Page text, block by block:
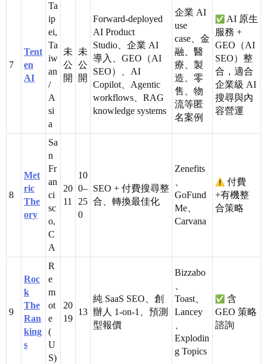
7
Tent
en
AI
Ta
ip
ei,
Ta
iw
an
/
A
si
a
未
公
開
未
公
開
Forward-deployed
AI Product
Studio、企業 AI
導入、GEO（AI
SEO）、AI
Copilot、Agentic
workflows、RAG
knowledge systems
企業 AI
use
case、金
融、醫
療、製
造、零
售、物
流等匿
名案例
AI 原生
服務 +
GEO（AI
SEO）整
合，適合
企業級 AI
搜尋與內
容營運
8
Met
ric
The
ory
Sa
n
Fr
an
ci
sc
o,
C
A
20
11
10
0–
25
0
SEO + 付費搜尋整
合、轉換最佳化
Zenefits
GoFund
Me、
Carvana
付費
+有機整
合策略
9
Roc
k
The
Ran
king
s
R
e
m
ot
e
(
U
S)
20
19
13
純 SaaS SEO、創
辦人 1-on-1、預測
型報價
Bizzabo
Toast、
Lancey
Explodin
g Topics
含
GEO 策略
諮詢